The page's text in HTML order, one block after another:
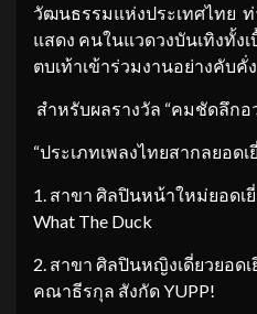
วัฒนธรรมแห่งประเทศไทย
แสดง คนในแวดวงบันเทิงทั้ง
ตบเท้าเข้าร่วมงานอย่างคับคั่ง
สำหรับผลรางวัล “คมชัดลึกอ
“ประเภทเพลงไทยสากลยอดเ
1. สาขา ศิลปินหน้าใหม่ยอดเ
What The Duck
2. สาขา ศิลปินหญิงเดี่ยวยอด
คณาธีรกุล สังกัด YUPP!